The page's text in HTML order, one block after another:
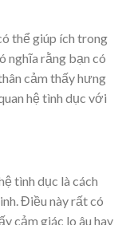
thể giúp ích trong
nghĩa rằng bạn có
cảm thấy hưng
hệ tình dục với
tình dục là cách
Điều này rất có
cảm giác lo âu hay